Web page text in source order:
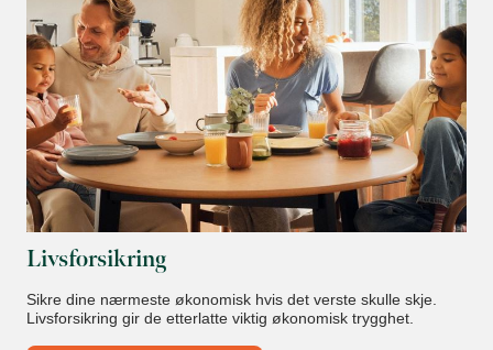
Livsforsikring
Sikre dine nærmeste økonomisk hvis det verste skulle skje.
Livsforsikring gir de etterlatte viktig økonomisk trygghet.